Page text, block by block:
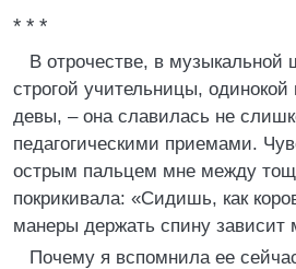
* * *
В отрочестве, в музыкальной
строгой учительницы, одинокой
девы, – она славилась не
педагогическими приемами.
острым пальцем мне между
покрикивала: «Сидишь, как
манеры держать спину зависит
Почему я вспомнила ее